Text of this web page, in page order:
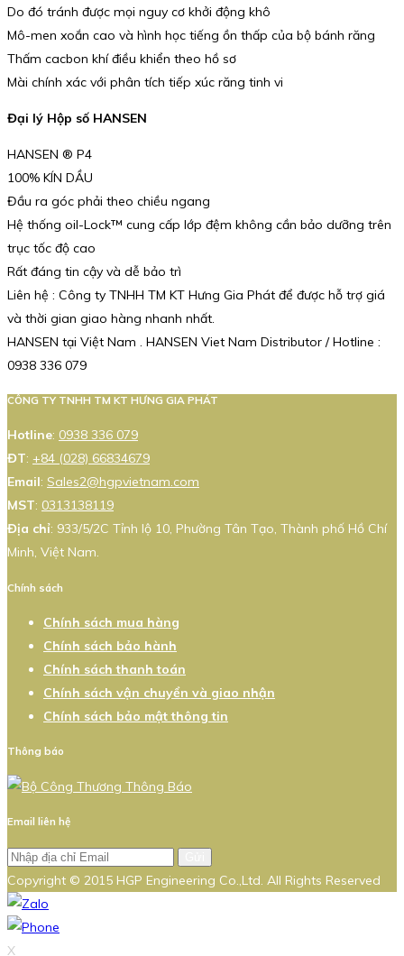
Do đó tránh được mọi nguy cơ khởi động khô
Mô-men xoắn cao và hình học tiếng ồn thấp của bộ bánh răng
Thấm cacbon khí điều khiển theo hồ sơ
Mài chính xác với phân tích tiếp xúc răng tinh vi
Đại lý Hộp số HANSEN
HANSEN ® P4
100% KÍN DẦU
Đầu ra góc phải theo chiều ngang
Hệ thống oil-Lock™ cung cấp lớp đệm không cần bảo dưỡng trên
trục tốc độ cao
Rất đáng tin cậy và dễ bảo trì
Liên hệ : Công ty TNHH TM KT Hưng Gia Phát để được hỗ trợ giá
và thời gian giao hàng nhanh nhất.
HANSEN tại Việt Nam . HANSEN Viet Nam Distributor / Hotline :
0938 336 079
CÔNG TY TNHH TM KT HƯNG GIA PHÁT
Hotline: 0938 336 079
ĐT: +84 (028) 66834679
Email: Sales2@hgpvietnam.com
MST: 0313138119
Địa chỉ: 933/5/2C Tỉnh lộ 10, Phường Tân Tạo, Thành phố Hồ Chí
Minh, Việt Nam.
Chính sách
Chính sách mua hàng
Chính sách bảo hành
Chính sách thanh toán
Chính sách vận chuyển và giao nhận
Chính sách bảo mật thông tin
Thông báo
Email liên hệ
Copyright © 2015 HGP Engineering Co.,Ltd. All Rights Reserved
X